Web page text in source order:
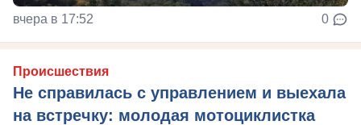
вчера в 17:52 0
Происшествия
Не справилась с управлением и выехала
на встречку: молодая мотоциклистка